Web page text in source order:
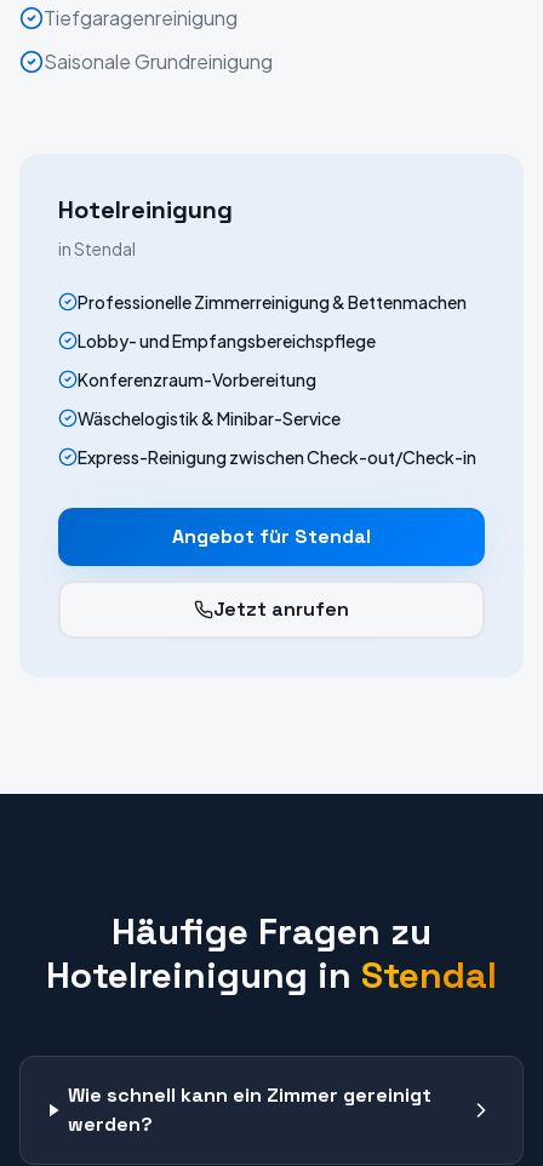
Tiefgaragenreinigung
Saisonale Grundreinigung
Hotelreinigung
inStendal
Professionelle Zimmerreinigung & Bettenmachen
Lobby- und Empfangsbereichspflege
Konferenzraum-Vorbereitung
Wäschelogistik & Minibar-Service
Express-Reinigung zwischen Check-out/Check-in
Angebot für Stendal
Jetzt anrufen
Häufige Fragen zu
Hotelreinigung in Stendal
Wie schnell kann ein Zimmer gereinigt
werden?